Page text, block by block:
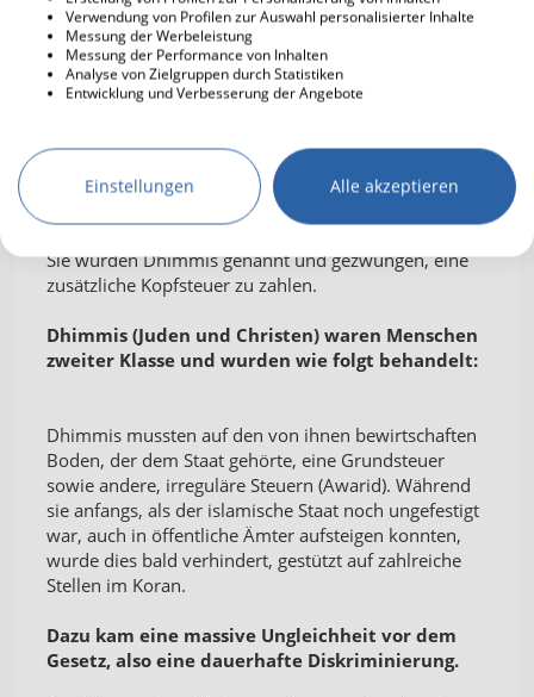
Vergangenheit an.
Die Schriftbesitzer nahmen jedoch weiterhin eine
Sonderstellung ein.
Sie wurden nicht gezwungen, den Islam anzunehmen,
obwohl sie sich seiner Herrschaft unterwerfen
Sie wurden Dhimmis genannt und gezwungen, eine
zusätzliche Kopfsteuer zu zahlen.
Dhimmis (Juden und Christen) waren Menschen
zweiter Klasse und wurden wie folgt behandelt:
Dhimmis mussten auf den von ihnen bewirtschaften
Boden, der dem Staat gehörte, eine Grundsteuer
sowie andere, irreguläre Steuern (Awarid). Während
sie anfangs, als der islamische Staat noch ungefestigt
war, auch in öffentliche Ämter aufsteigen konnten,
wurde dies bald verhindert, gestützt auf zahlreiche
Stellen im Koran.
Dazu kam eine massive Ungleichheit vor dem
Gesetz, also eine dauerhafte Diskriminierung.
Verwendung von Profilen zur Auswahl personalisierter Inhalte
Messung der Werbeleistung
Messung der Performance von Inhalten
Analyse von Zielgruppen durch Statistiken
Entwicklung und Verbesserung der Angebote
Einstellungen Alle akzeptieren